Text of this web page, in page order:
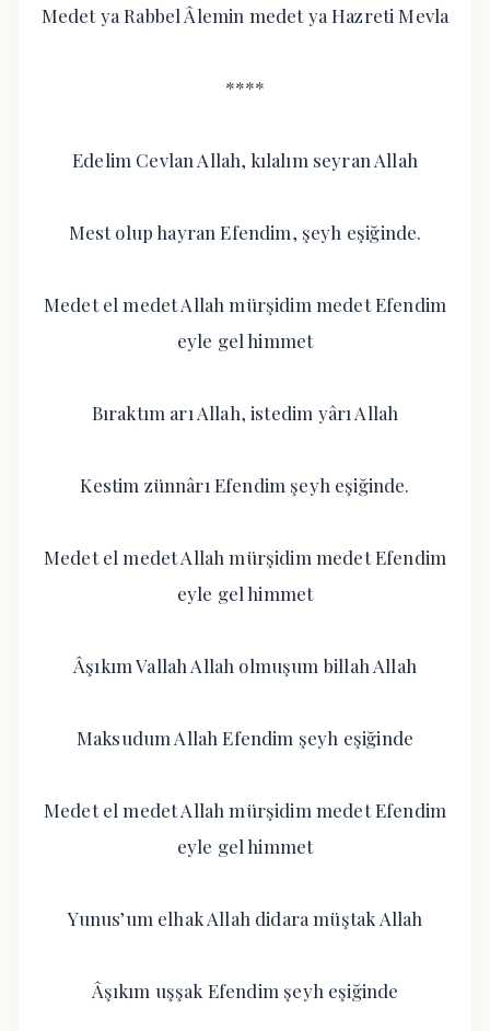
Medet ya Rabbel Âlemin medet ya Hazreti Mevla
****
Edelim Cevlan Allah, kılalım seyran Allah
Mest olup hayran Efendim, şeyh eşiğinde.
Medet el medet Allah mürşidim medet Efendim
eyle gel himmet
Bıraktım arı Allah, istedim yârı Allah
Kestim zünnârı Efendim şeyh eşiğinde.
Medet el medet Allah mürşidim medet Efendim
eyle gel himmet
Âşıkım Vallah Allah olmuşum billah Allah
Maksudum Allah Efendim şeyh eşiğinde
Medet el medet Allah mürşidim medet Efendim
eyle gel himmet
Yunus’um elhak Allah didara müştak Allah
Âşıkım uşşak Efendim şeyh eşiğinde